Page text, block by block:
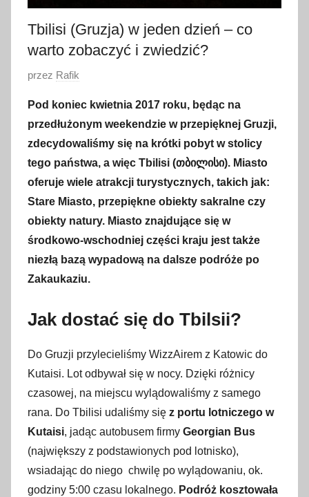
Tbilisi (Gruzja) w jeden dzień – co
warto zobaczyć i zwiedzić?
O
u
b
l
i
k
o
w
a
n
o
c
r
w
c
a
2
0
1
przez Rafik
Pod koniec kwietnia 2017 roku, będąc na
przedłużonym weekendzie w przepięknej Gruzji,
zdecydowaliśmy się na krótki pobyt w stolicy
tego państwa, a więc Tbilisi (თბილისი). Miasto
oferuje wiele atrakcji turystycznych, takich jak:
Stare Miasto, przepiękne obiekty sakralne czy
obiekty natury. Miasto znajdujące się w
środkowo-wschodniej części kraju jest także
niezłą bazą wypadową na dalsze podróże po
Zakaukaziu.
Jak dostać się do Tbilsii?
Do Gruzji przylecieliśmy WizzAirem z Katowic do
Kutaisi. Lot odbywał się w nocy. Dzięki różnicy
czasowej, na miejscu wylądowaliśmy z samego
rana. Do Tbilisi udaliśmy się z portu lotniczego w
Kutaisi, jadąc autobusem firmy Georgian Bus
(największy z podstawionych pod lotnisko),
wsiadając do niego chwilę po wylądowaniu, ok.
godziny 5:00 czasu lokalnego. Podróż kosztowała